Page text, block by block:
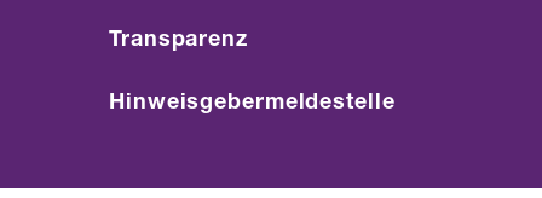
Transparenz
Hinweisgebermeldestelle